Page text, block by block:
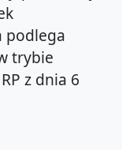
podlega
trybie
z dnia 6